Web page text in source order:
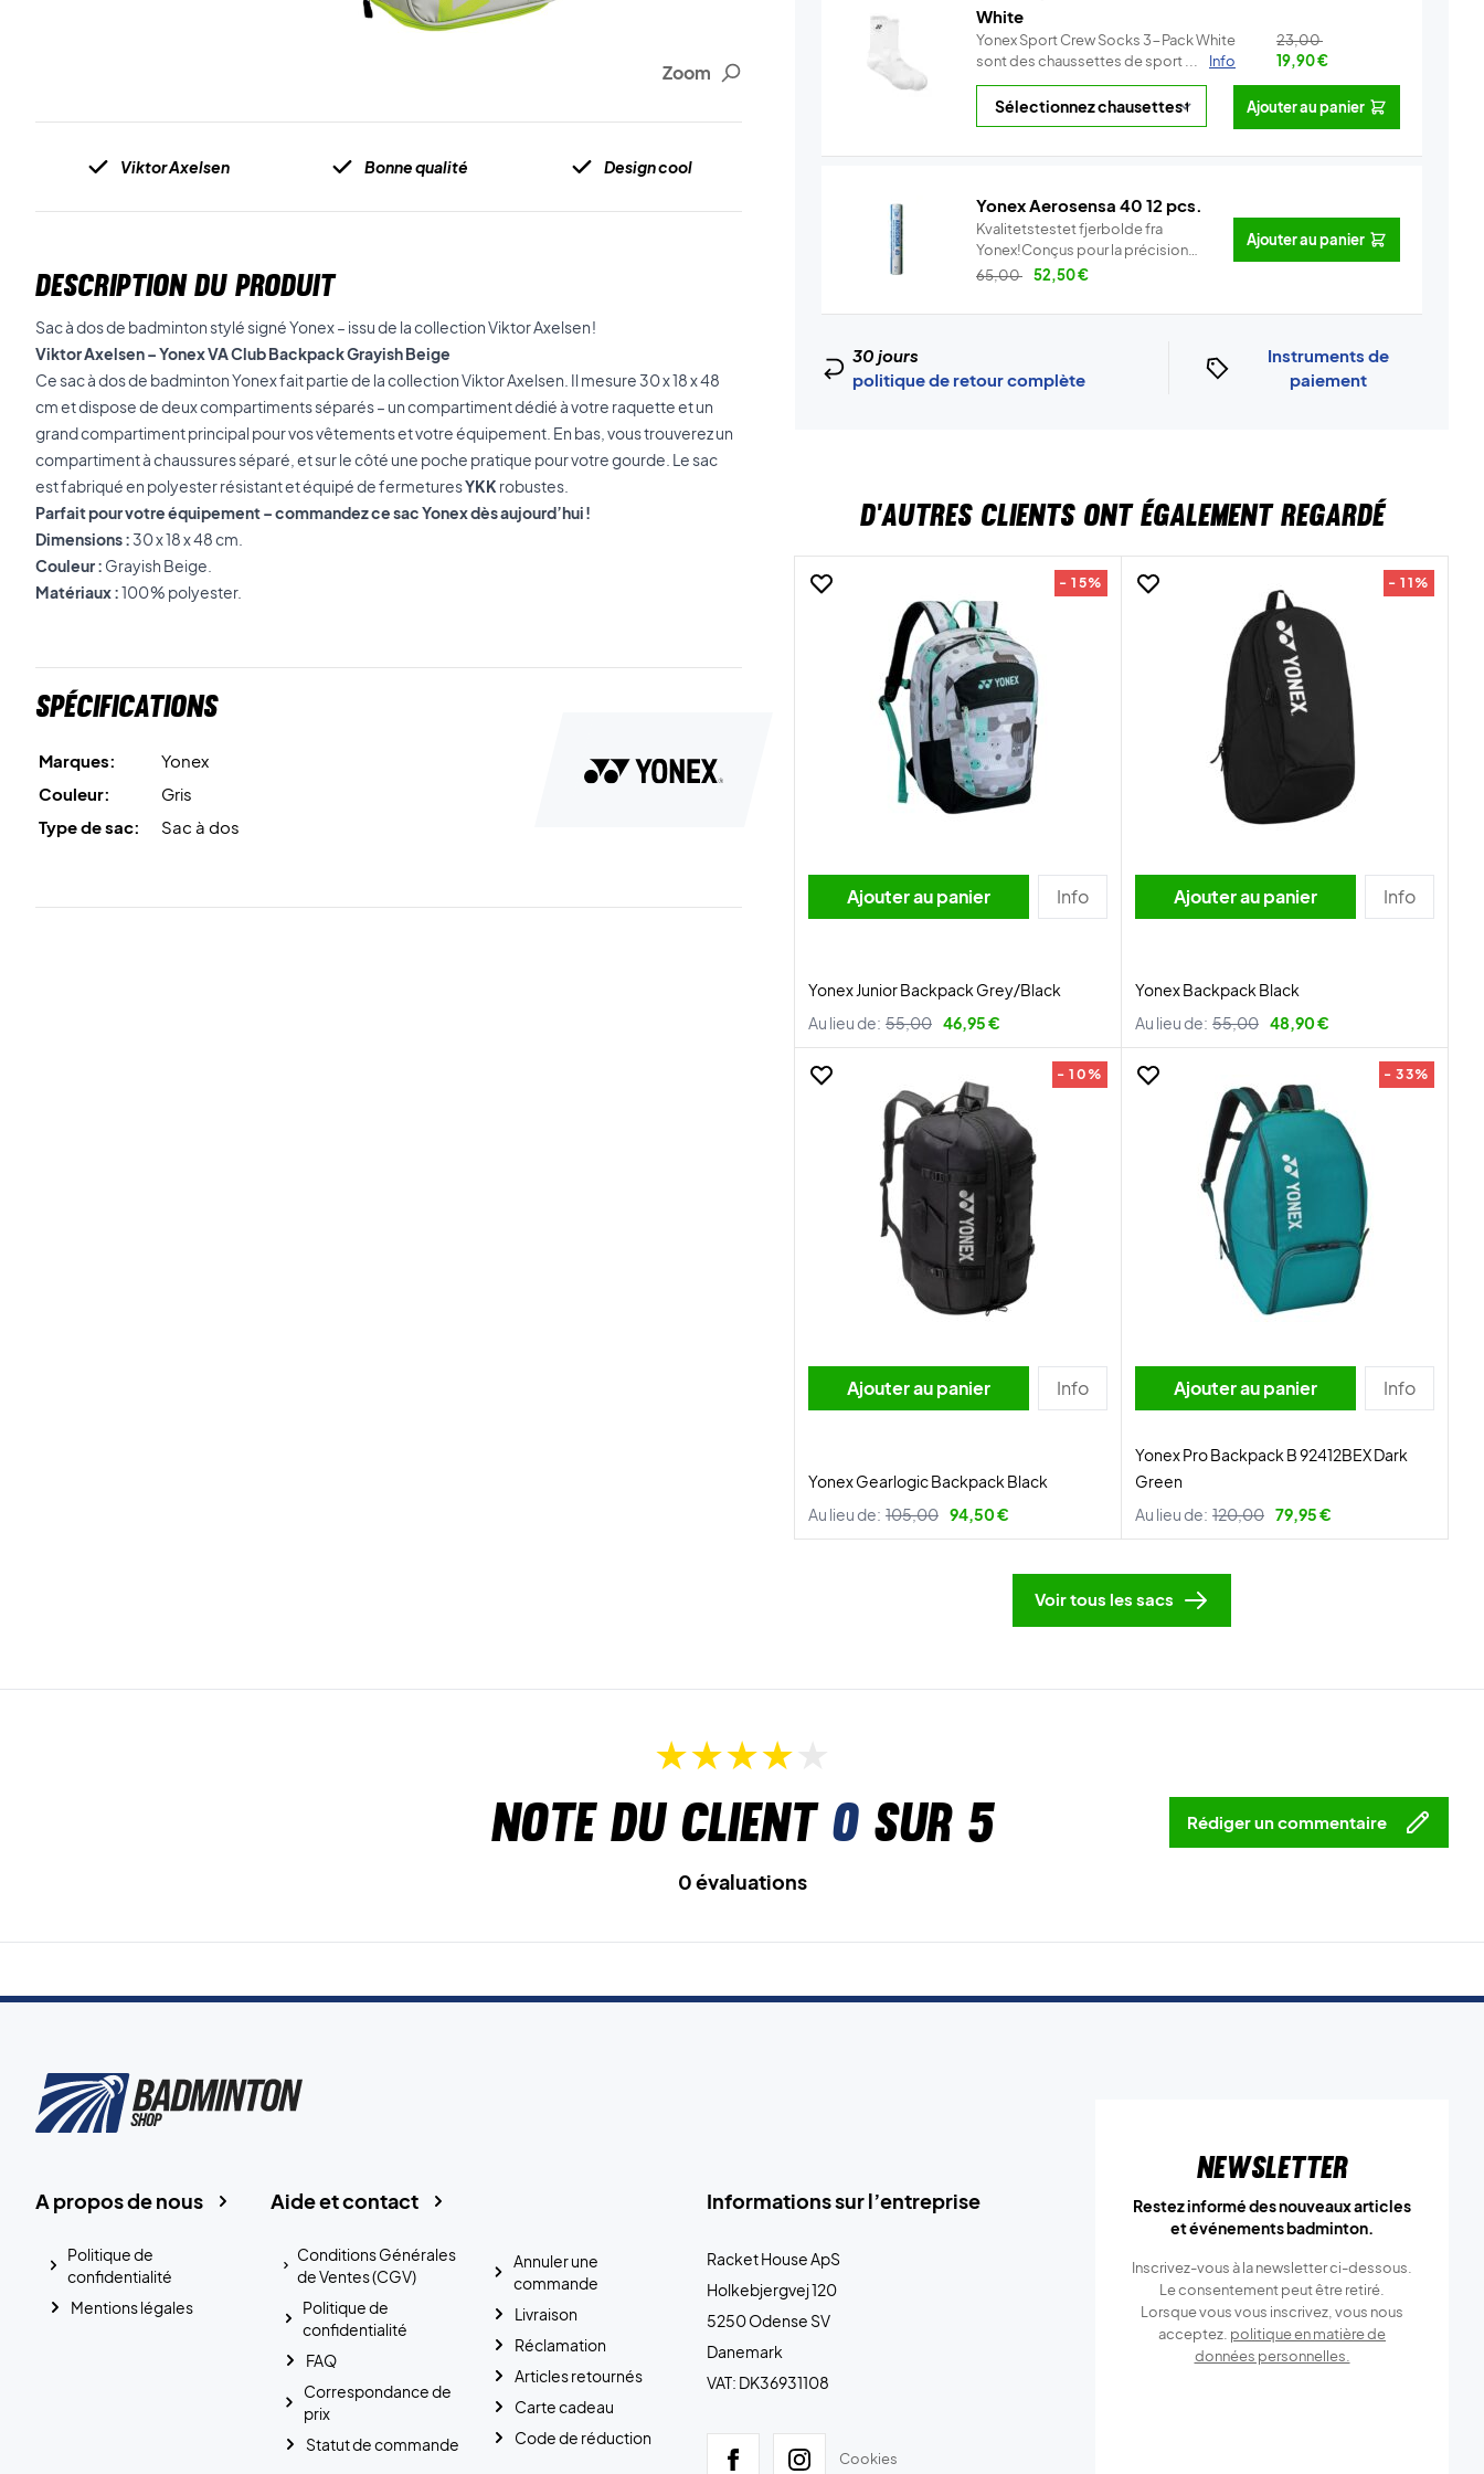
Zoom
Viktor Axelsen Bonne qualité Design cool
DESCRIPTION DU PRODUIT
Sac à dos de badminton stylé signé Yonex – issu de la collection Viktor Axelsen !
Viktor Axelsen – Yonex VA Club Backpack Grayish Beige
Ce sac à dos de badminton Yonex fait partie de la collection Viktor Axelsen. Il mesure 30 x 18 x 48
cm et dispose de deux compartiments séparés – un compartiment dédié à votre raquette et un
grand compartiment principal pour vos vêtements et votre équipement. En bas, vous trouverez un
compartiment à chaussures séparé, et sur le côté une poche pratique pour votre gourde. Le sac
est fabriqué en polyester résistant et équipé de fermeturesYKK robustes.
Parfait pour votre équipement – commandez ce sac Yonex dès aujourd’hui !
Dimensions :30 x 18 x 48 cm.
Couleur : Grayish Beige.
Matériaux :100 % polyester.
Spécifications
Marques:
Yonex
Couleur:
Gris
Type de sac:
Sac à dos
White
Yonex Sport Crew Socks 3-Pack White
sont des chaussettes de sport ...
Info
23,00
19,90€
Ajouter au panier
Yonex Aerosensa 40 12 pcs.
Kvalitetstestet fjerbolde fra
Yonex!Conçus pour la précision
–...
Info
65,00 52,50€
Ajouter au panier
30 jours
politique de retour complète
Instruments de
paiement
D'AUTRES CLIENTS ONT ÉGALEMENT REGARDÉ
- 15%
Ajouter au panier Info
Yonex Junior Backpack Grey/Black
Au lieu de: 55,00 46,95 €
- 11%
Ajouter au panier Info
Yonex Backpack Black
Au lieu de: 55,00 48,90 €
- 10%
Ajouter au panier Info
Yonex Gearlogic Backpack Black
Au lieu de: 105,00 94,50 €
- 33%
Ajouter au panier Info
Yonex Pro Backpack B 92412BEX Dark
Green
Au lieu de: 120,00 79,95 €
Voir tous les sacs
Note du client 0sur 5 Rédiger un commentaire
0 évaluations
Informations sur l’entreprise
Racket House ApS
Holkebjergvej 120
5250 Odense SV
Danemark
VAT: DK36931108
Cookies
Aide et contact
Conditions Générales
de Ventes (CGV)
Politique de
confidentialité
FAQ
Correspondance de
prix
Statut de commande
Annuler une
commande
Livraison
Réclamation
Articles retournés
Carte cadeau
Code de réduction
A propos de nous
Politique de
confidentialité
Mentions légales
Newsletter
Restez informé des nouveaux articles
et événements badminton.
Inscrivez-vous à la newsletter ci-dessous.
Le consentement peut être retiré.
Lorsque vous vous inscrivez, vous nous
acceptez. politique en matière de
données personnelles.